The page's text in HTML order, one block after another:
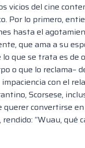
vicios del cine
Por lo primero,
hasta el
que ama a su
lo que se trata es
o que lo reclama–
con el
Scorsese,
querer convertirse
“Wuau, qué